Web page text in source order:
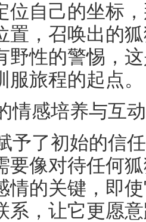
位自己的坐标
置，召唤出的
野性的警惕，
旅程的起点。
情感培养与互动
予了初始的信
要像对待任何
情的关键，即
系，让它更愿